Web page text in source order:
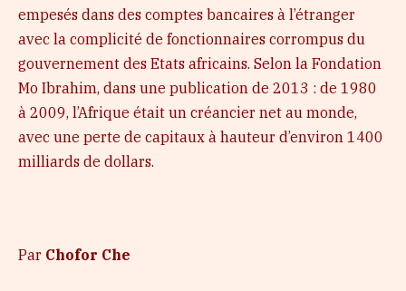
empesés dans des comptes bancaires à l’étranger
avec la complicité de fonctionnaires corrompus du
gouvernement des Etats africains. Selon la Fondation
Mo Ibrahim, dans une publication de 2013 : de 1980
à 2009, l’Afrique était un créancier net au monde,
avec une perte de capitaux à hauteur d’environ 1400
milliards de dollars.
Par Chofor Che